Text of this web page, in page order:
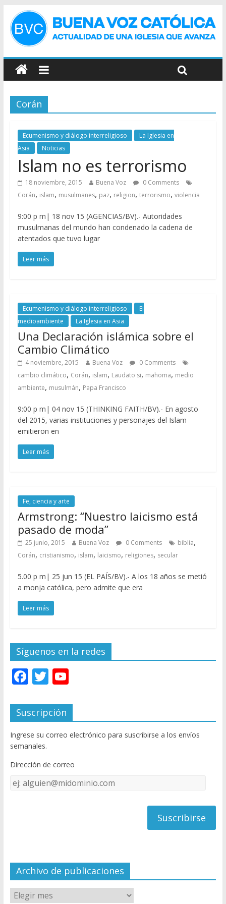
Corán
Ecumenismo y diálogo interreligioso
La Iglesia en
Asia
Noticias
Islam no es terrorismo
18 noviembre, 2015 Buena Voz
0 Comments
Corán, islam, musulmanes, paz, religion, terrorismo, violencia
9:00 p m| 18 nov 15 (AGENCIAS/BV).- Autoridades
musulmanas del mundo han condenado la cadena de
atentados que tuvo lugar
Leer más
Ecumenismo y diálogo interreligioso
El
medioambiente
La Iglesia en Asia
Una Declaración islámica sobre el
Cambio Climático
4 noviembre, 2015 Buena Voz
0 Comments
cambio climático, Corán, islam, Laudato si, mahoma, medio
ambiente, musulmán, Papa Francisco
9:00 p m| 04 nov 15 (THINKING FAITH/BV).- En agosto
del 2015, varias instituciones y personajes del Islam
emitieron en
Leer más
Fe, ciencia y arte
Armstrong: “Nuestro laicismo está
pasado de moda”
25 junio, 2015 Buena Voz 0 Comments biblia,
Corán, cristianismo, islam, laicismo, religiones, secular
5.00 p m| 25 jun 15 (EL PAÍS/BV).- A los 18 años se metió
a monja católica, pero admite que era
Leer más
Síguenos en la redes
F
e
b
o
o
k
T
itt
er
Y
u
T
u
e
C
el
Suscripción
Ingrese su correo electrónico para suscribirse a los envíos
semanales.
Dirección de correo
Dirección
de
Archivo de publicaciones